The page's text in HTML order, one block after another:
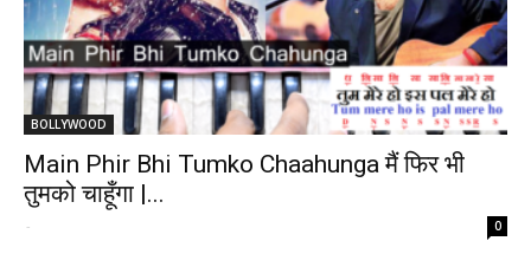
BOLLYWOOD
Main Phir Bhi Tumko Chaahunga मैं फिर भी
तुमको चाहूँगा |...
- 0